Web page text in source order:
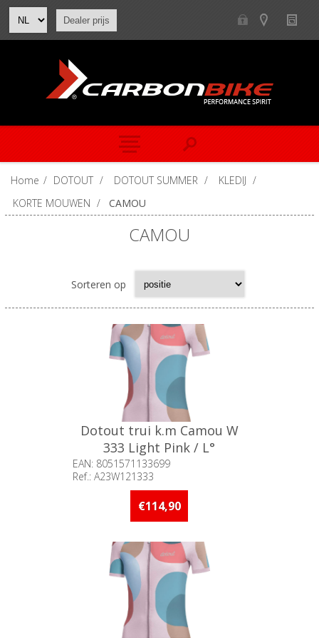
Dealer prijs
Home / DOTOUT / DOTOUT SUMMER / KLEDIJ /
KORTE MOUWEN / CAMOU
CAMOU
Sorteren op
Dotout trui k.m Camou W
333 Light Pink / L°
EAN: 8051571133699
Ref.: A23W121333
Beschikbaarheid:: 5 stuks of
meer op voorraad
€114,90